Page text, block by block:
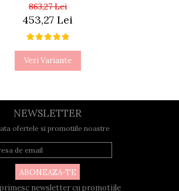
863,27 Lei
453,27 Lei
Vezi Variante
NEWSLETTER
ofertele si promotiile noastre
primesc newsletter cu promotiile